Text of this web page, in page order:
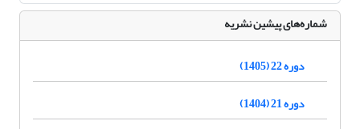
شماره‌های پیشین نشریه
دوره 22 (1405)
دوره 21 (1404)